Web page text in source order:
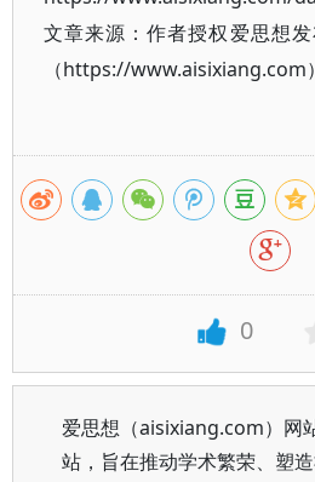
文章来源：作者授权爱思想
（https://www.aisixiang.com
0
爱思想（aisixiang.com）网
站，旨在推动学术繁荣、塑造